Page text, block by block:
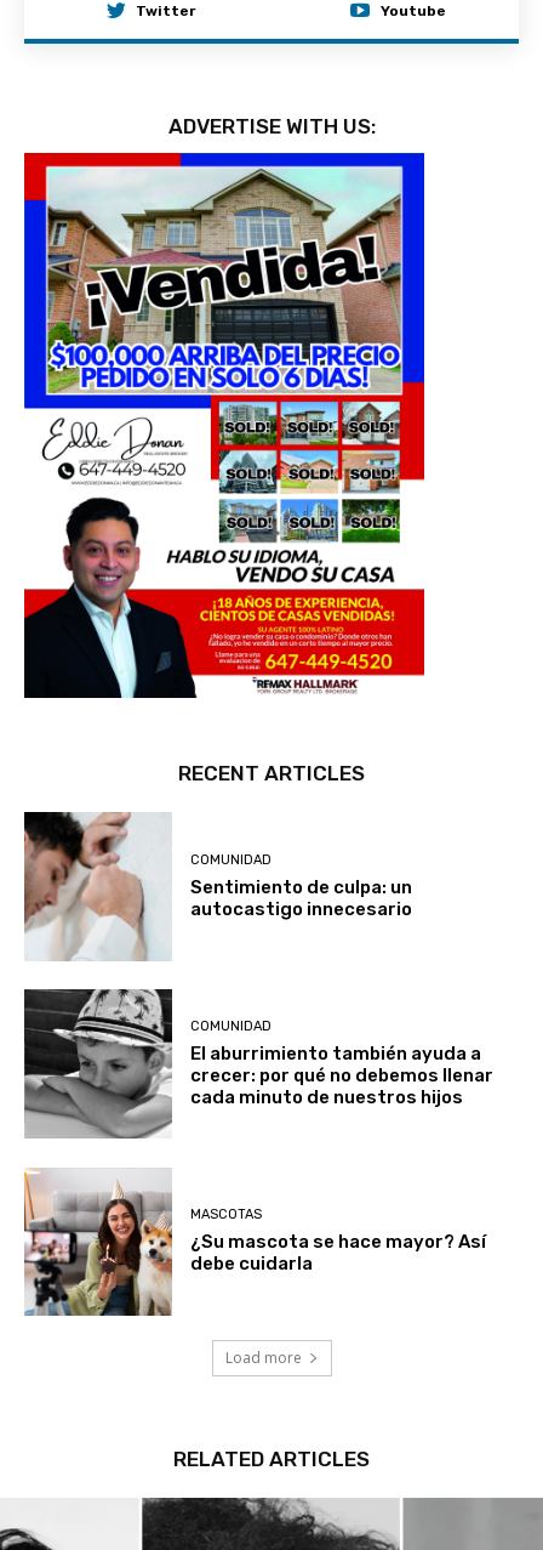
Twitter Youtube
ADVERTISE WITH US:
RECENT ARTICLES
COMUNIDAD
Sentimiento de culpa: un
autocastigo innecesario
COMUNIDAD
El aburrimiento también ayuda a
crecer: por qué no debemos llenar
cada minuto de nuestros hijos
MASCOTAS
¿Su mascota se hace mayor? Así
debe cuidarla
Load more
RELATED ARTICLES